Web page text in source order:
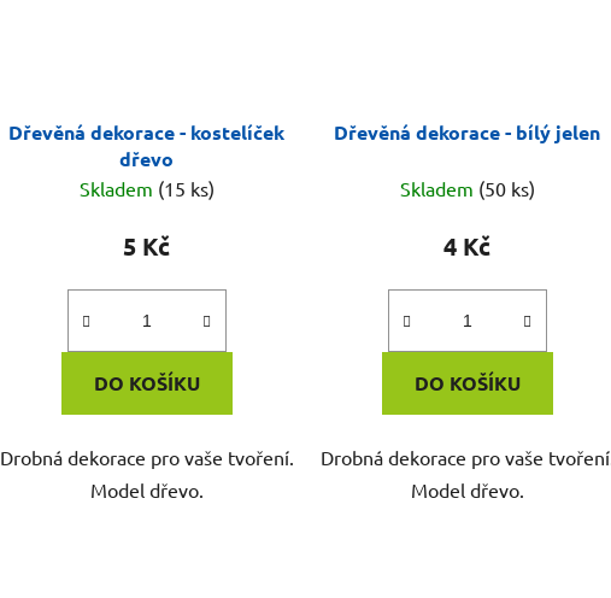
Dřevěná dekorace - kostelíček
dřevo
Skladem (15 ks)
5 Kč
DO KOŠÍKU
Drobná dekorace pro vaše tvoření.
Model dřevo.
Dřevěná dekorace - bílý jelen
Skladem (50 ks)
4 Kč
DO KOŠÍKU
Drobná dekorace pro vaše tvoření.
Model dřevo.